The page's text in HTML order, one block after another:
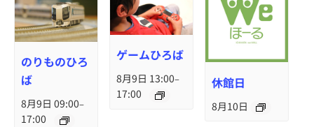
のりものひろ
ば
8月9日 09:00–
17:00
ゲームひろば
8月9日 13:00–
17:00
休館日
8月10日